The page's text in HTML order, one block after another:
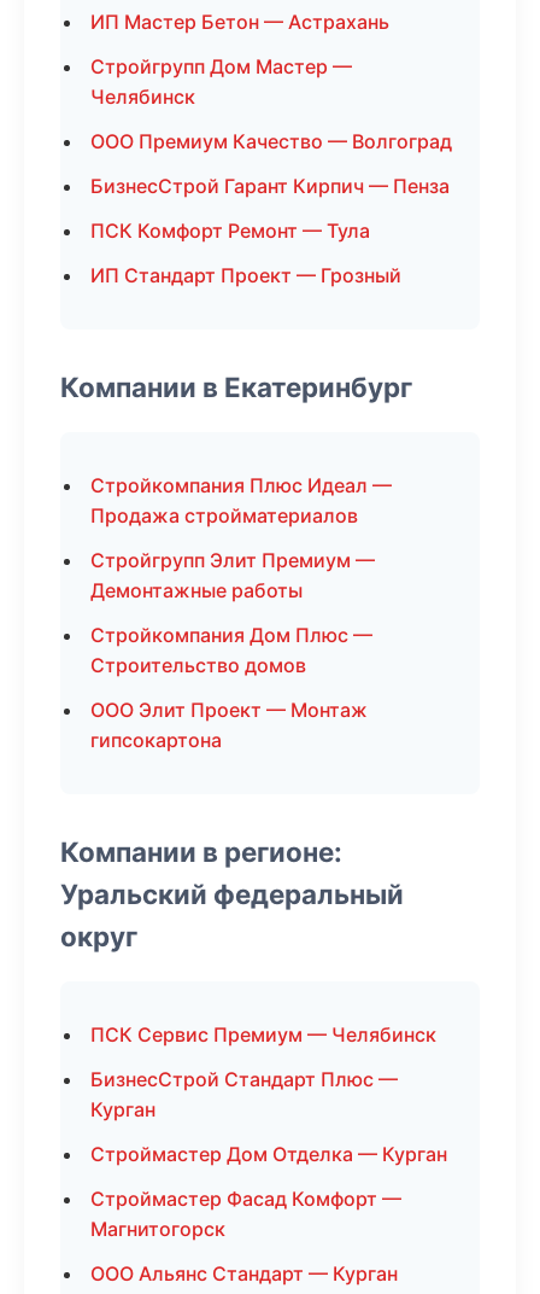
ИП Мастер Бетон — Астрахань
Стройгрупп Дом Мастер —
Челябинск
ООО Премиум Качество — Волгоград
БизнесСтрой Гарант Кирпич — Пенза
ПСК Комфорт Ремонт — Тула
ИП Стандарт Проект — Грозный
Компании в Екатеринбург
Стройкомпания Плюс Идеал —
Продажа стройматериалов
Стройгрупп Элит Премиум —
Демонтажные работы
Стройкомпания Дом Плюс —
Строительство домов
ООО Элит Проект — Монтаж
гипсокартона
Компании в регионе:
Уральский федеральный
округ
ПСК Сервис Премиум — Челябинск
БизнесСтрой Стандарт Плюс —
Курган
Строймастер Дом Отделка — Курган
Строймастер Фасад Комфорт —
Магнитогорск
ООО Альянс Стандарт — Курган